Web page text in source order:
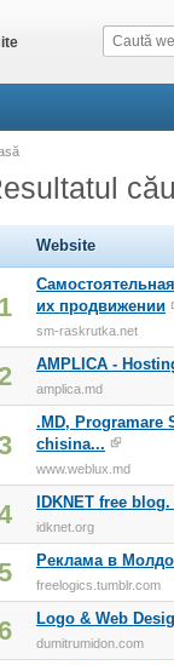
Website
1
их продвижении
sm-raskrutka.net
AMPLICA -
amplica.md
.MD, Programare
chisina...
www.weblux.md
IDKNET free
idknet.org
Реклама в
freelogics.tumblr.com
6 Logo & Web
dumitrumidon.com